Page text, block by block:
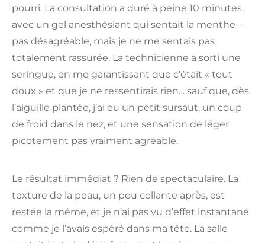
pourri. La consultation a duré à peine 10 minutes,
avec un gel anesthésiant qui sentait la menthe –
pas désagréable, mais je ne me sentais pas
totalement rassurée. La technicienne a sorti une
seringue, en me garantissant que c’était « tout
doux » et que je ne ressentirais rien… sauf que, dès
l’aiguille plantée, j’ai eu un petit sursaut, un coup
de froid dans le nez, et une sensation de léger
picotement pas vraiment agréable.
Le résultat immédiat ? Rien de spectaculaire. La
texture de la peau, un peu collante après, est
restée la même, et je n’ai pas vu d’effet instantané
comme je l’avais espéré dans ma tête. La salle